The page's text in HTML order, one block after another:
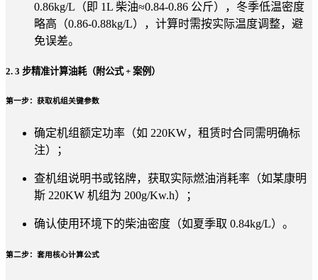
0.86kg/L（即 1L 柴油≈0.84-0.86 公斤），冬季低温密度
略高（0.86-0.88kg/L），计算时需按实际温度调整，避
免误差。
2. 3 步精准计算油耗（附公式 + 案例）
第一步：获取机组关键参数
确定机组额定功率（如 220KW，租赁时合同需明确标
注）；
查机组说明书或铭牌，获取实际燃油消耗率（如某康明
斯 220KW 机组为 200g/Kw.h）；
确认使用环境下的柴油密度（如夏季取 0.84kg/L）。
第二步：套用核心计算公式